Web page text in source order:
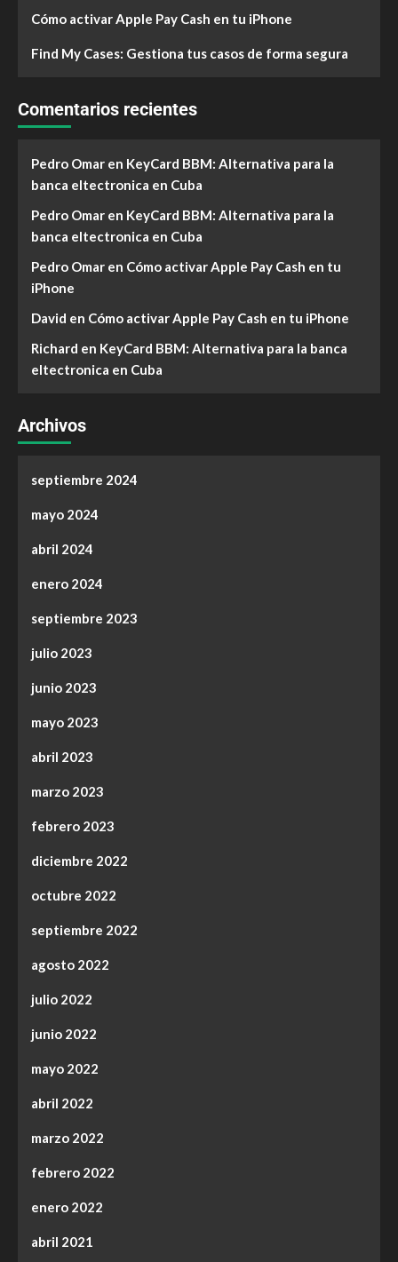
Cómo activar Apple Pay Cash en tu iPhone
Find My Cases: Gestiona tus casos de forma segura
Comentarios recientes
Pedro Omar en KeyCard BBM: Alternativa para la
banca eltectronica en Cuba
Pedro Omar en KeyCard BBM: Alternativa para la
banca eltectronica en Cuba
Pedro Omar en Cómo activar Apple Pay Cash en tu
iPhone
David en Cómo activar Apple Pay Cash en tu iPhone
Richard en KeyCard BBM: Alternativa para la banca
eltectronica en Cuba
Archivos
septiembre 2024
mayo 2024
abril 2024
enero 2024
septiembre 2023
julio 2023
junio 2023
mayo 2023
abril 2023
marzo 2023
febrero 2023
diciembre 2022
octubre 2022
septiembre 2022
agosto 2022
julio 2022
junio 2022
mayo 2022
abril 2022
marzo 2022
febrero 2022
enero 2022
abril 2021